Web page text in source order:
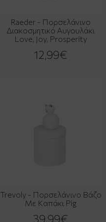
Raeder - Πορσελάνινο
Διακοσμητικό Αυγουλάκι
Love, Joy, Prosperity
12,99€
Trevoly - Πορσελάνινο Βάζο
Με Καπάκι Pig
39,99€